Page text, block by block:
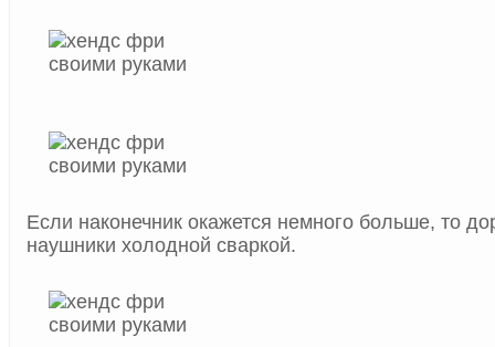
Если наконечник окажется немного больше, то
наушники холодной сваркой.